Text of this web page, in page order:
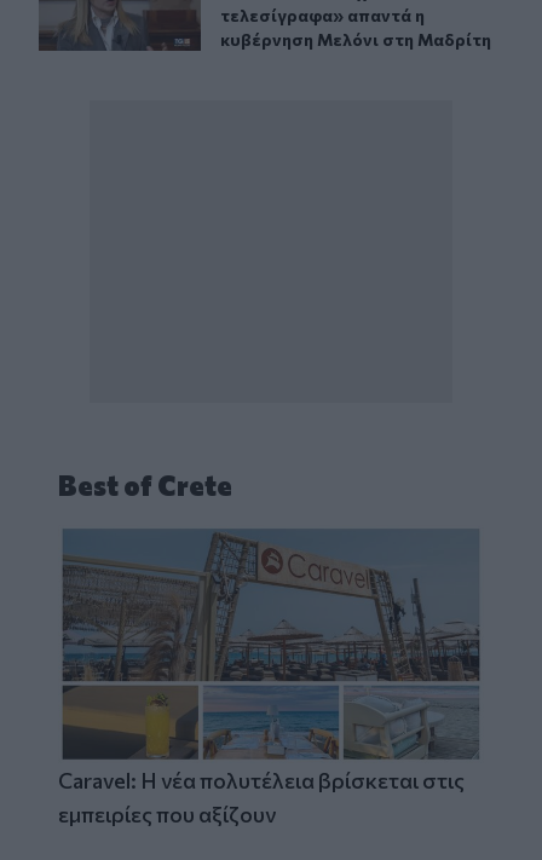
τελεσίγραφα» απαντά η
κυβέρνηση Μελόνι στη Μαδρίτη
Best of Crete
Caravel: Η νέα πολυτέλεια βρίσκεται στις
εμπειρίες που αξίζουν